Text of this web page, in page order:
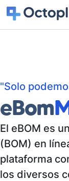
"Solo
eBom
El eBOM es
(BOM) en
plataforma
los diversos